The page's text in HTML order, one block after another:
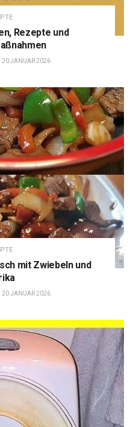
Rezepte und
20 JANUAR 2026
mit Zwiebeln und
20 JANUAR 2026